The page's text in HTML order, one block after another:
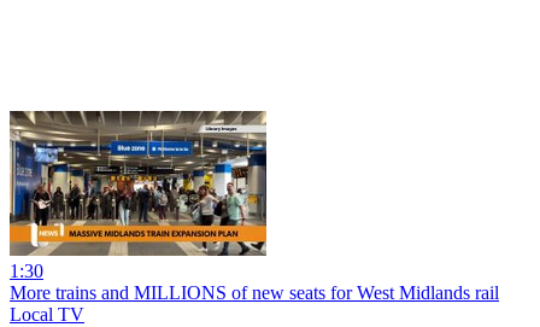
1:30
More trains and MILLIONS of new seats for West Midlands rail
Local TV